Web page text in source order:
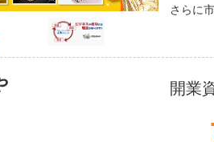
さらに
開業